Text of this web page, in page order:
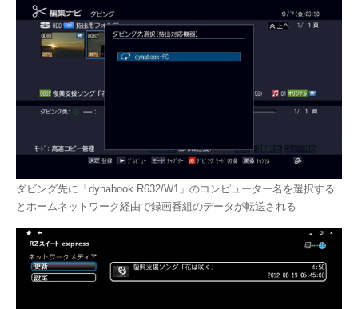
ダビング先に「dynabook R632/W1」のコンピューター名を選択する
とホームネットワーク経由で録画番組のデータが転送される